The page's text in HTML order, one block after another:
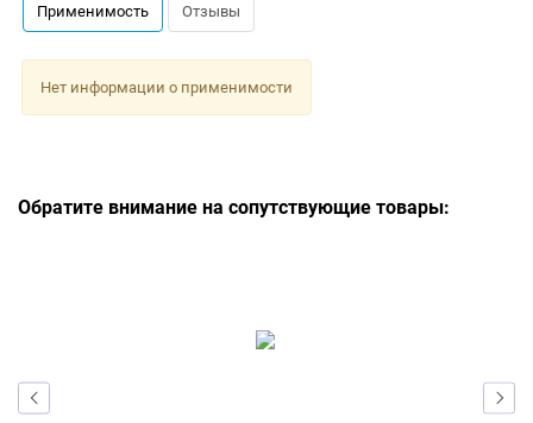
Применимость Отзывы
Нет информации о применимости
Обратите внимание на сопутствующие товары: